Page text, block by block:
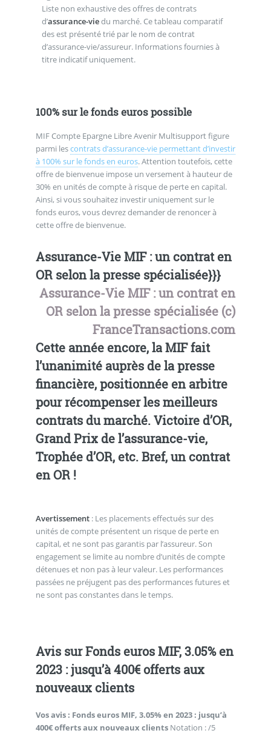
Liste non exhaustive des offres de contrats
d’assurance-viedu marché. Ce tableau comparatif
des est présenté trié par le nom de contrat
d’assurance-vie/assureur. Informations fournies à
titre indicatif uniquement.
100% sur le fonds euros possible
MIF Compte Epargne Libre Avenir Multisupport figure
parmi lescontrats d’assurance-vie permettant d’investir
à 100% sur le fonds en euros. Attention toutefois, cette
offre de bienvenue impose un versement à hauteur de
30% en unités de compte à risque de perte en capital.
Ainsi, si vous souhaitez investir uniquement sur le
fonds euros, vous devrez demander de renoncer à
cette offre de bienvenue.
Assurance-Vie MIF : un contrat en
OR selon la presse spécialisée}}}
Assurance-Vie MIF : un contrat en
OR selon la presse spécialisée (c)
FranceTransactions.com
Cette année encore, la MIF fait
l’unanimité auprès de la presse
financière, positionnée en arbitre
pour récompenser les meilleurs
contrats du marché. Victoire d’OR,
Grand Prix de l’assurance-vie,
Trophée d’OR, etc. Bref, un contrat
en OR !
Avertissement: Les placements effectués sur des
unités de compte présentent un risque de perte en
capital, et ne sont pas garantis par l’assureur. Son
engagement se limite au nombre d’unités de compte
détenues et non pas à leur valeur. Les performances
passées ne préjugent pas des performances futures et
ne sont pas constantes dans le temps.
Avis sur Fonds euros MIF, 3.05% en
2023 : jusqu’à 400€ offerts aux
nouveaux clients
Vos avis : Fonds euros MIF, 3.05% en 2023 : jusqu’à
400€ offerts aux nouveaux clientsNotation : /5